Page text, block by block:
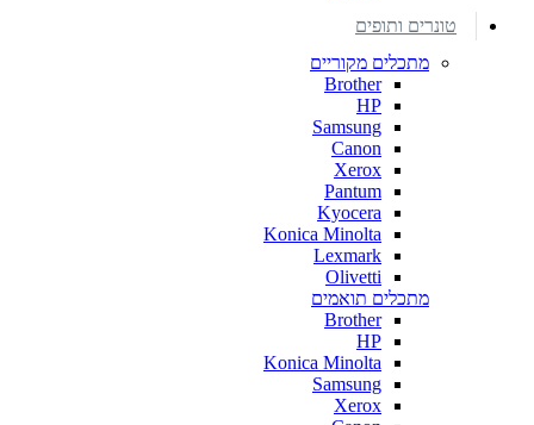
טונרים ותופים
מתכלים מקוריים
Brother
HP
Samsung
Canon
Xerox
Pantum
Kyocera
Konica Minolta
Lexmark
Olivetti
מתכלים תואמים
Brother
HP
Konica Minolta
Samsung
Xerox